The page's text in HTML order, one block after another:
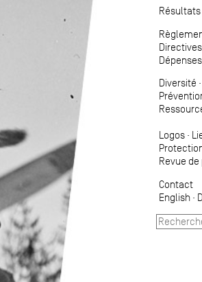
Résultats
Diversité ·
Logos ·
Revue de
Contact
English ·